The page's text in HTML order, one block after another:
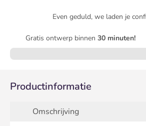
Even geduld, we laden je
Gratis ontwerp binnen 30 minuten!
Productinformatie
Omschrijving